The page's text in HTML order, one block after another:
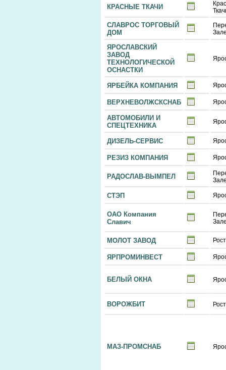
КРАСНЫЕ ТКАЧИ
СЛАВРОС ТОРГОВЫЙ
ДОМ
ЯРОСЛАВСКИЙ
ЗАВОД
ТЕХНОЛОГИЧЕСКОЙ
ОСНАСТКИ
ЯРБЕЙКА КОМПАНИЯ
ВЕРХНЕВОЛЖСКСНАБ
АВТОМОБИЛИ И
СПЕЦТЕХНИКА
ДИЗЕЛЬ-СЕРВИС
РЕЗИЗ КОМПАНИЯ
РАДОСЛАВ-ВЫМПЕЛ
СТЭП
ОАО Компания
Славич
МОЛОТ ЗАВОД
ЯРПРОМИНВЕСТ
БЕЛЫЙ ОКНА
ВОРОЖБИТ
МАЗ-ПРОМСНАБ